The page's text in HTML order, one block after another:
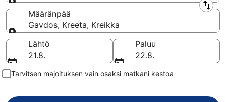
Lähtöpaikka
Määränpää
Gavdos, Kreeta, Kreikka
Määränpää
Lähtö
21.8.
Paluu
22.8.
Tarvitsen majoituksen vain osaksi matkani kestoa